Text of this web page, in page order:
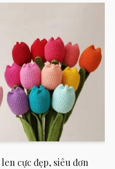
cực đẹp, siêu đơn